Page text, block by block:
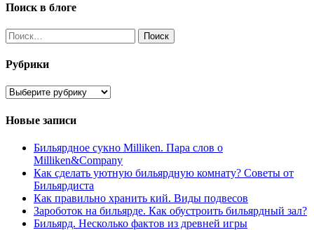
Поиск в блоге
Найти:
Рубрики
Рубрики
Новые записи
Бильярдное сукно Milliken. Пара слов о
Milliken&Company
Как сделать уютную бильярдную комнату? Советы от
Бильярдиста
Как правильно хранить кий. Виды подвесов
Зароботок на бильярде. Как обустроить бильярдный зал?
Бильярд. Несколько фактов из древней игры